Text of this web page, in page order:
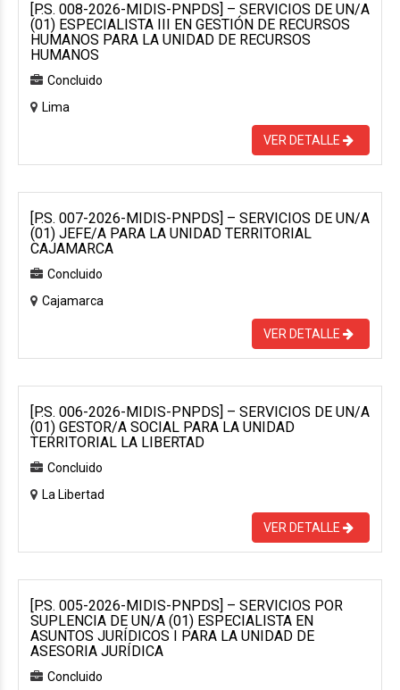
[P.S. 008-2026-MIDIS-PNPDS] – SERVICIOS DE UN/A
(01) ESPECIALISTA III EN GESTIÓN DE RECURSOS
HUMANOS PARA LA UNIDAD DE RECURSOS
HUMANOS
Concluido
Lima
VER DETALLE
[P.S. 007-2026-MIDIS-PNPDS] – SERVICIOS DE UN/A
(01) JEFE/A PARA LA UNIDAD TERRITORIAL
CAJAMARCA
Concluido
Cajamarca
VER DETALLE
[P.S. 006-2026-MIDIS-PNPDS] – SERVICIOS DE UN/A
(01) GESTOR/A SOCIAL PARA LA UNIDAD
TERRITORIAL LA LIBERTAD
Concluido
La Libertad
VER DETALLE
[P.S. 005-2026-MIDIS-PNPDS] – SERVICIOS POR
SUPLENCIA DE UN/A (01) ESPECIALISTA EN
ASUNTOS JURÍDICOS I PARA LA UNIDAD DE
ASESORIA JURÍDICA
Concluido